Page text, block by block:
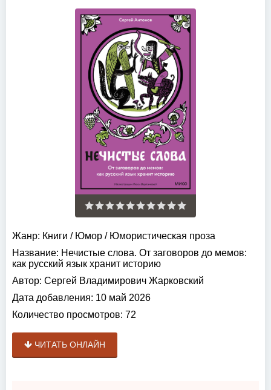
Жанр: Книги / Юмор / Юмористическая проза
Название: Нечистые слова. От заговоров до мемов:
как русский язык хранит историю
Автор: Сергей Владимирович Жарковский
Дата добавления: 10 май 2026
Количество просмотров: 72
ЧИТАТЬ ОНЛАЙН